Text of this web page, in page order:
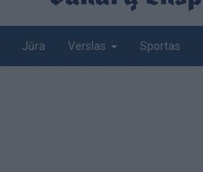
Jūra Verslas Sportas